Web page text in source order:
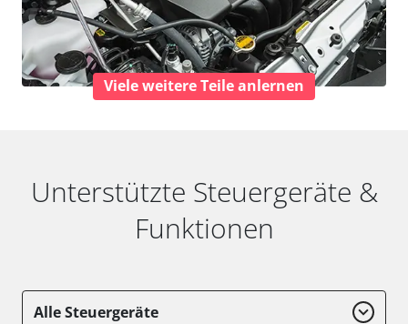
Viele weitere Teile anlernen
Unterstützte Steuergeräte &
Funktionen
Alle Steuergeräte